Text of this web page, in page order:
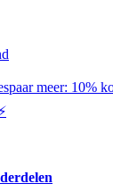
meer: ​​10%